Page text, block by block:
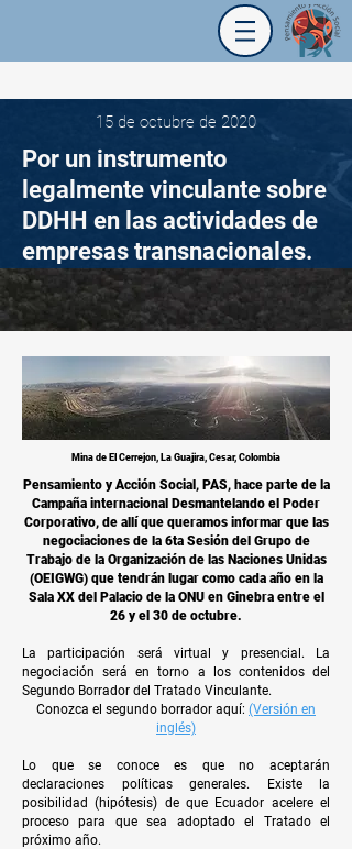
15 de octubre de 2020
Por un instrumento
legalmente vinculante sobre
DDHH en las actividades de
empresas transnacionales.
Mina de El Cerrejon, La Guajira, Cesar, Colombia
Pensamiento y Acción Social, PAS, hace parte de la
Campaña internacional Desmantelando el Poder
Corporativo, de allí que queramos informar que las
negociaciones de la 6ta Sesión del Grupo de
Trabajo de la Organización de las Naciones Unidas
(OEIGWG) que tendrán lugar como cada año en la
Sala XX del Palacio de la ONU en Ginebra entre el
26 y el 30 de octubre.
La participación será virtual y presencial. La
negociación será en torno a los contenidos del
Segundo Borrador del Tratado Vinculante.
Conozca el segundo borrador aquí: (Versión en
inglés)
Lo que se conoce es que no aceptarán
declaraciones políticas generales. Existe la
posibilidad (hipótesis) de que Ecuador acelere el
proceso para que sea adoptado el Tratado el
próximo año.